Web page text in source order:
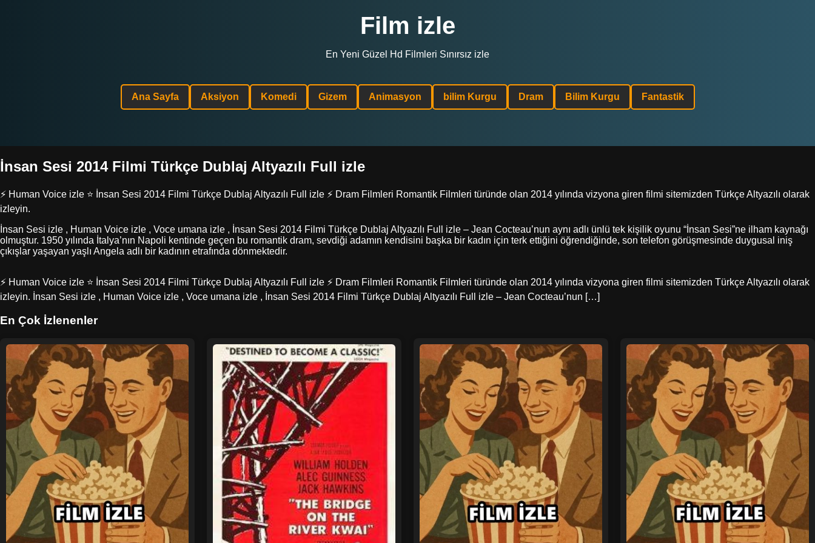
Film izle
En Yeni Güzel Hd Filmleri Sınırsız izle
Ana Sayfa Aksiyon Komedi Gizem Animasyon bilim Kurgu Dram Bilim Kurgu Fantastik
İnsan Sesi 2014 Filmi Türkçe Dublaj Altyazılı Full izle
⚡ Human Voice izle ⭐ İnsan Sesi 2014 Filmi Türkçe Dublaj Altyazılı Full izle ⚡ Dram Filmleri Romantik Filmleri türünde olan 2014 yılında vizyona giren filmi sitemizden Türkçe Altyazılı olarak
izleyin.
İnsan Sesi izle , Human Voice izle , Voce umana izle , İnsan Sesi 2014 Filmi Türkçe Dublaj Altyazılı Full izle – Jean Cocteau’nun aynı adlı ünlü tek kişilik oyunu “İnsan Sesi”ne ilham kaynağı
olmuştur. 1950 yılında İtalya’nın Napoli kentinde geçen bu romantik dram, sevdiği adamın kendisini başka bir kadın için terk ettiğini öğrendiğinde, son telefon görüşmesinde duygusal iniş
çıkışlar yaşayan yaşlı Angela adlı bir kadının etrafında dönmektedir.
⚡ Human Voice izle ⭐ İnsan Sesi 2014 Filmi Türkçe Dublaj Altyazılı Full izle ⚡ Dram Filmleri Romantik Filmleri türünde olan 2014 yılında vizyona giren filmi sitemizden Türkçe Altyazılı olarak
izleyin. İnsan Sesi izle , Human Voice izle , Voce umana izle , İnsan Sesi 2014 Filmi Türkçe Dublaj Altyazılı Full izle – Jean Cocteau’nun […]
En Çok İzlenenler